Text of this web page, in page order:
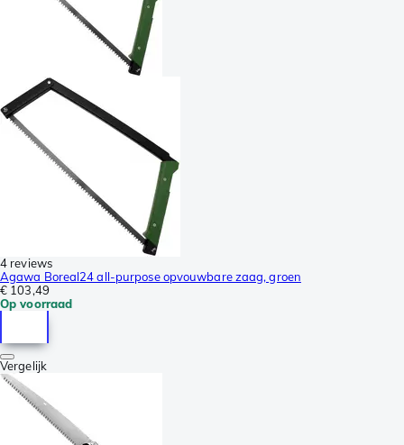
4 reviews
Agawa Boreal24 all-purpose opvouwbare zaag, groen
€ 103,49
Op voorraad
Vergelijk